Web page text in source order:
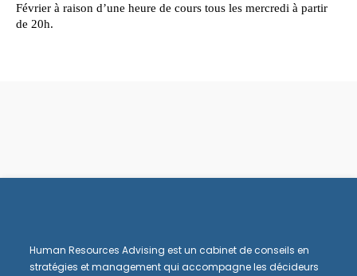
Février à raison d’une heure de cours tous les mercredi à partir
de 20h.
Human Resources Advising est un cabinet de conseils en
stratégies et management qui accompagne les décideurs